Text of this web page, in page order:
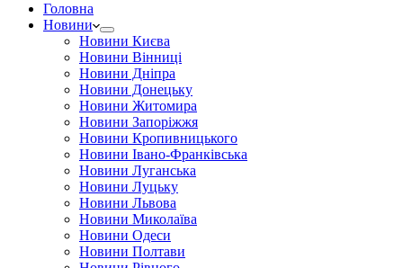
Головна
Новини
Новини Києва
Новини Вінниці
Новини Дніпра
Новини Донецьку
Новини Житомира
Новини Запоріжжя
Новини Кропивницького
Новини Івано-Франківська
Новини Луганська
Новини Луцьку
Новини Львова
Новини Миколаїва
Новини Одеси
Новини Полтави